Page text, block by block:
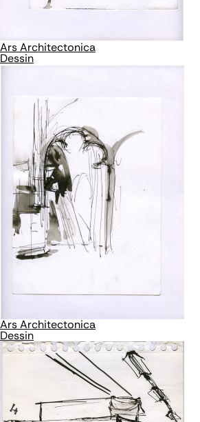
Ars Architectonica
Dessin
Ars Architectonica
Dessin